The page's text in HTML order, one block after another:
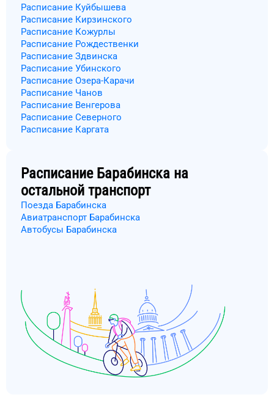
Расписание Куйбышева
Расписание Кирзинского
Расписание Кожурлы
Расписание Рождественки
Расписание Здвинска
Расписание Убинского
Расписание Озера-Карачи
Расписание Чанов
Расписание Венгерова
Расписание Северного
Расписание Каргата
Расписание Барабинска на
остальной транспорт
Поезда Барабинска
Авиатранспорт Барабинска
Автобусы Барабинска